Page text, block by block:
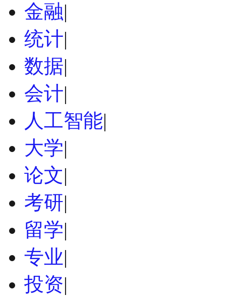
金融|
统计|
数据|
会计|
人工智能|
大学|
论文|
考研|
留学|
专业|
投资|